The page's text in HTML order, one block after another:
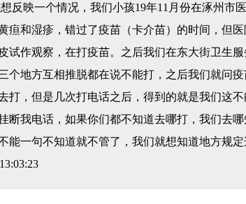
反映一个情况，我们小孩19年11月份在涿州市
疸和湿疹，错过了疫苗（卡介苗）的时间，但
试作观察，在打疫苗。之后我们在东大街卫生
个地方互相推脱都在说不能打，之后我们就问
打，但是几次打电话之后，得到的就是我们这
断我电话，如果你们都不知道去哪打，我们去
能一句不知道就不管了，我们就想知道地方规